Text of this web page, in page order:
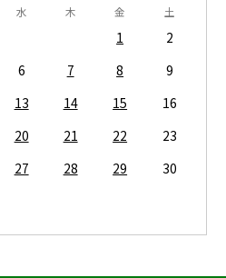
水 木 金 土
1
2
6 7 8
9
13 14 15
16
20 21 22
23
27 28 29
30